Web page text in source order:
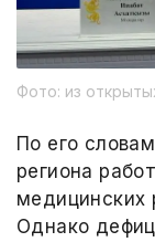
Фото: из
По его
региона
медицинских
Однако